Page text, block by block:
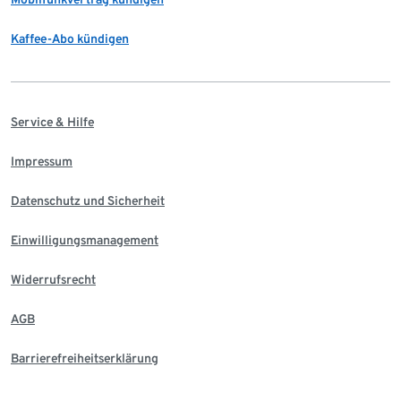
Kaffee-Abo kündigen
Service & Hilfe
Impressum
Datenschutz und Sicherheit
Einwilligungsmanagement
Widerrufsrecht
AGB
Barrierefreiheitserklärung